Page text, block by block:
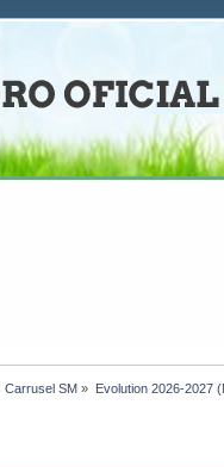
Carrusel SM » Evolution 2026-2027